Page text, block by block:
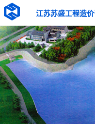
江苏苏盛工程造